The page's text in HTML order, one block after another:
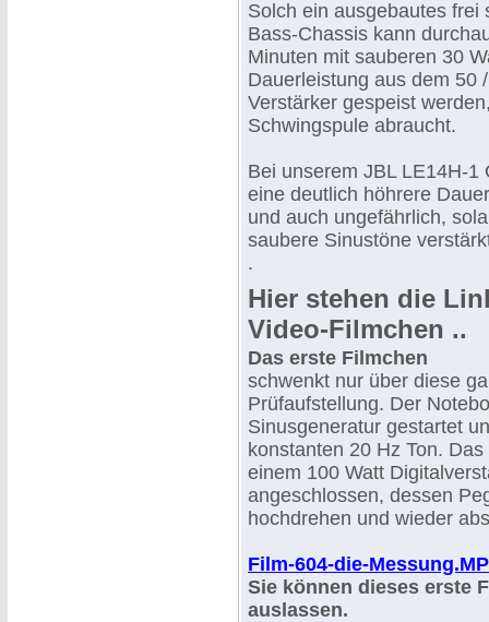
Solch ein ausgebautes frei
Bass-Chassis kann
Minuten mit sauberen 30
Dauerleistung aus dem 50
Verstärker gespeist
Schwingspule abraucht.
Bei unserem JBL LE14H-1
eine deutlich höhrere
und auch ungefährlich,
saubere Sinustöne
.
Hier stehen die
Video-Filmchen ..
Das erste Filmchen
schwenkt nur über diese
Prüfaufstellung. Der
Sinusgeneratur gestartet
konstanten 20 Hz Ton.
einem 100 Watt
angeschlossen, dessen
hochdrehen und wieder
Film-604-die-
Sie können dieses erste
auslassen.